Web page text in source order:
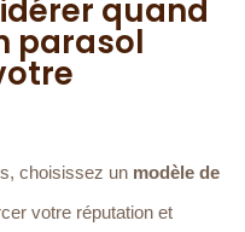
quand
parasol
choisissez un modèle de
votre réputation et